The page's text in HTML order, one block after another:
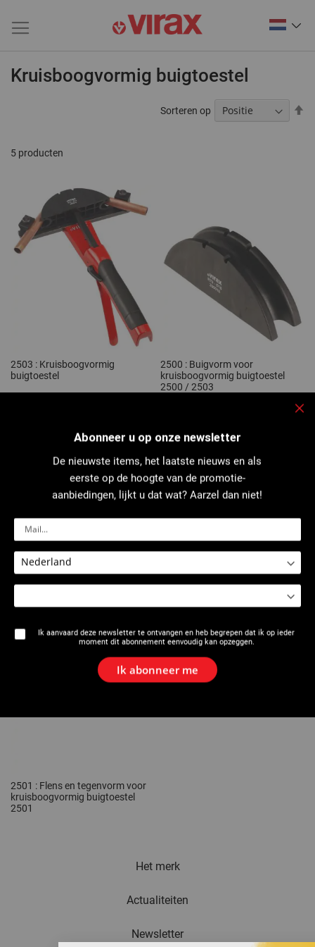
Kruisboogvormig buigtoestel
5 producten
Sorteren op
2503 : Kruisboogvormig
buigtoestel
2500 : Buigvorm voor
kruisboogvormig buigtoestel
2500 / 2503
2500 : Flens en tegenvorm voor
kruisboogvormig buigtoestel
2501 : Buigvorm voor
kruisboogvormig buigtoestel
2501 : Flens en tegenvorm voor
kruisboogvormig buigtoestel
2501
Het merk
Actualiteiten
Newsletter
Abonneer u op onze newsletter
De nieuwste items, het laatste nieuws en als
eerste op de hoogte van de promotie-
aanbiedingen, lijkt u dat wat? Aarzel dan niet!
Ik aanvaard deze newsletter te ontvangen en heb begrepen dat ik op ieder
moment dit abonnement eenvoudig kan opzeggen.
Ik abonneer me